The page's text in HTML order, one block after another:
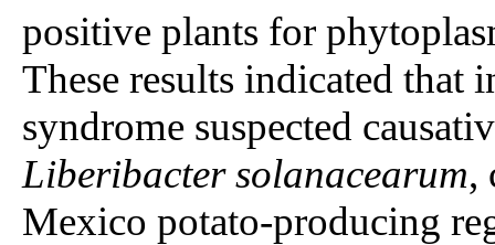
positive plants for
These results indicated that
syndrome suspected
Liberibacter solanacearum,
Mexico potato-producing